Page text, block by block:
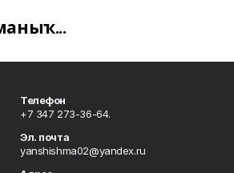
Телефон
+7 347 273-36-64.
Эл. почта
yanshishma02@yandex.ru